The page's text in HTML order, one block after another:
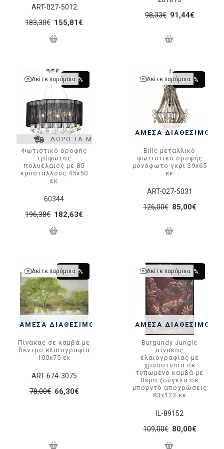
ART-027-5012
183,30€ 155,81€
98,33€ 91,44€
ΔΩΡΟ ΤΑ ΜΕΤΑΦΟΡΙΚΑ
-7 %
Δείτε παρόμοια
60344
Φωτιστικό οροφής
τρίφωτος
πολυέλαιος με 85
κρύσταλλους 45x50
εκ
196,38€ 182,63€
ΆΜΕΣΑ ΔΙΑΘΈΣΙΜΟ
-33 %
Δείτε παρόμοια
ART-027-5031
Bille μεταλλικό
φωτιστικό οροφής
μονόφωτο γκρι 39x65
εκ
126,00€ 85,00€
ΆΜΕΣΑ ΔΙΑΘΈΣΙΜΟ
-15 %
Δείτε παρόμοια
ART-674-3075
Πίνακας σε καμβά με
δέντρο ελαιογραφία
100x75 εκ
78,00€ 66,30€
ΆΜΕΣΑ ΔΙΑΘΈΣΙΜΟ
-27 %
Δείτε παρόμοια
IL-89152
Burgundy Jungle
πίνακας
ελαιογραφίας με
χρυσοτυπία σε
τυπωμένο καμβά με
θέμα ζούγκλα σε
μπορντό αποχρώσεις
83x123 εκ
109,00€ 80,00€